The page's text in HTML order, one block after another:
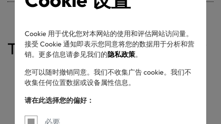
Cookie 用于优化您对本网站的使用和评估网站访问量。
接受 Cookie 通知即表示您同意将您的数据用于分析和营
销。更多信息请参见我们的隐私政策。
您可以随时撤销同意。我们不收集广告 cookie。我们不
收集任何位置数据或设备属性信息。
请在此选择您的偏好：
必要
Table of contents
标签元素
横板与竖版标签
最小尺寸
留白区+放置
颜色选择
色号
在本节中，您可以找到关于
ORGANIC COTTON 标签所